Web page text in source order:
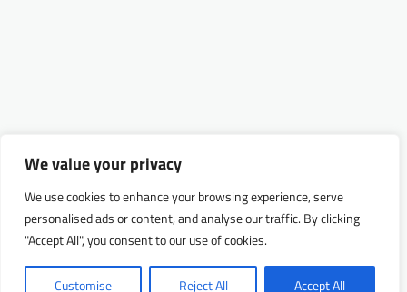
We value your privacy
We use cookies to enhance your browsing experience, serve
personalised ads or content, and analyse our traffic. By clicking
"Accept All", you consent to our use of cookies.
Customise Reject All Accept All